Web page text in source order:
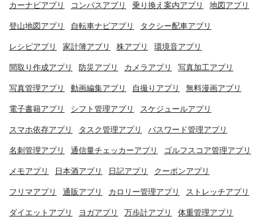
カーナビアプリ コンパスアプリ 乗り換え案内アプリ 地図アプリ
登山地図アプリ 自転車ナビアプリ タクシー配車アプリ
レシピアプリ 家計簿アプリ 株アプリ 環境音アプリ
間取り作成アプリ 防災アプリ カメラアプリ 写真加工アプリ
写真管理アプリ 動画編集アプリ 自撮りアプリ 無料漫画アプリ
電子書籍アプリ シフト管理アプリ スケジュールアプリ
スマホ依存アプリ タスク管理アプリ パスワード管理アプリ
名刺管理アプリ 通信量チェッカーアプリ ゴルフスコア管理アプリ
メモアプリ 日本酒アプリ 日記アプリ クーポンアプリ
フリマアプリ 通販アプリ カロリー管理アプリ ストレッチアプリ
ダイエットアプリ ヨガアプリ 万歩計アプリ 体重管理アプリ